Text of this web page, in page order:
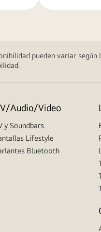
pueden variar
Audio/Video
y Soundbars
Lifestyle
Bluetooth